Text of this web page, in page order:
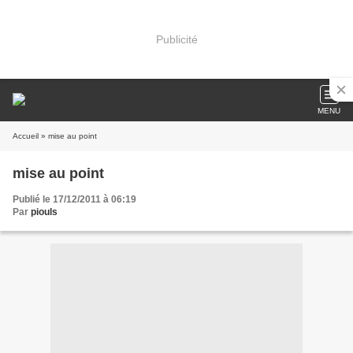
Publicité
MENU
Accueil » mise au point
mise au point
Publié le 17/12/2011 à 06:19
Par piouls